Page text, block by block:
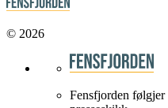
© 2026
Fensfjorden følgjer